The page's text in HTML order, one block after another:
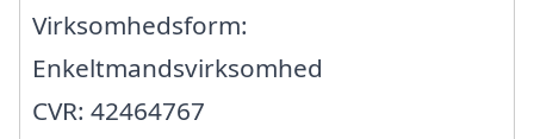
Virksomhedsform:
Enkeltmandsvirksomhed
CVR: 42464767